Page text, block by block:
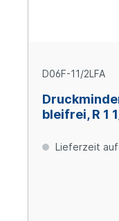
D06F-11/2LFA
bleifrei, R 1
Lieferzeit